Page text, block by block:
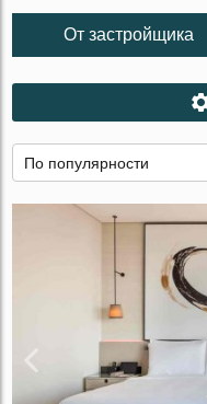
От застройщика
По популярности